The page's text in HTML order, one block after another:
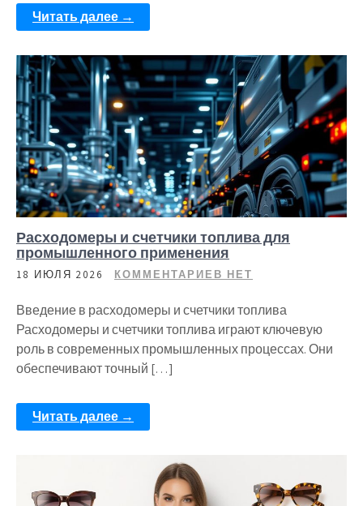
Читать далее →
Расходомеры и счетчики топлива для
промышленного применения
18 ИЮЛЯ 2026 КОММЕНТАРИЕВ НЕТ
Введение в расходомеры и счетчики топлива
Расходомеры и счетчики топлива играют ключевую
роль в современных промышленных процессах. Они
обеспечивают точный […]
Читать далее →